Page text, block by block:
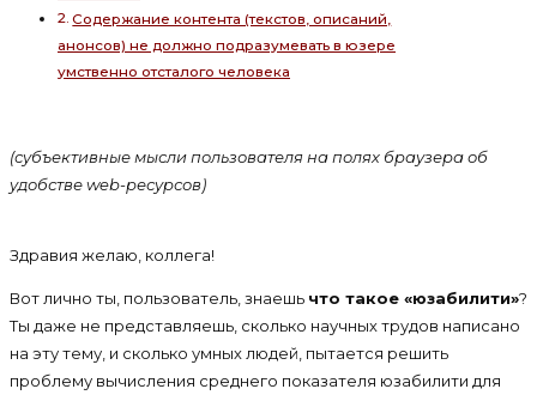
Содержание контента (текстов, описаний,
анонсов) не должно подразумевать в юзере
умственно отсталого человека
(субъективные мысли пользователя на полях браузера об
удобстве web-ресурсов)
Здравия желаю, коллега!
Вот лично ты, пользователь, знаешь что такое «юзабилити»?
Ты даже не представляешь, сколько научных трудов написано
на эту тему, и сколько умных людей, пытается решить
проблему вычисления среднего показателя юзабилити для